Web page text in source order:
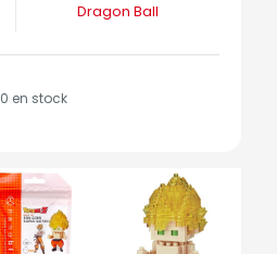
Dragon Ball
0 en stock